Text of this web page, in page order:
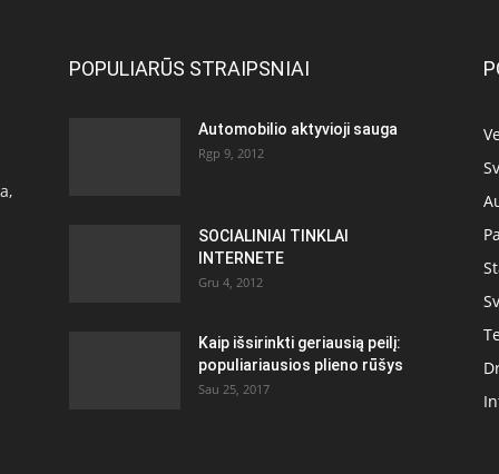
POPULIARŪS STRAIPSNIAI
Automobilio aktyvioji sauga
Rgp 9, 2012
SOCIALINIAI TINKLAI
INTERNETE
Gru 4, 2012
Kaip išsirinkti geriausią peilį:
populiariausios plieno rūšys
Sau 25, 2017